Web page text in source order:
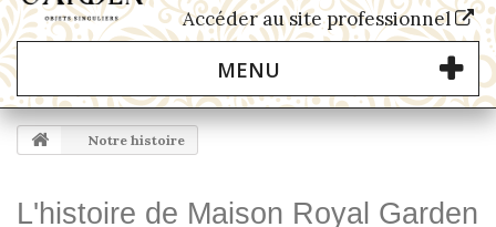
MENU
Accéder au site professionnel
Notre histoire
L'histoire de Maison Royal Garden